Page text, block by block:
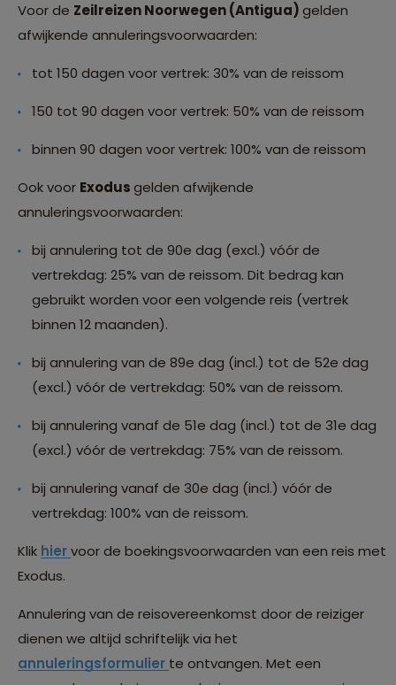
Voor de Zeilreizen Noorwegen (Antigua)gelden
afwijkende annuleringsvoorwaarden:
tot 150 dagen voor vertrek: 30% van de reissom
150 tot 90 dagen voor vertrek: 50% van de reissom
binnen 90 dagen voor vertrek: 100% van de reissom
Ook voor Exodusgelden afwijkende
annuleringsvoorwaarden:
bij annulering tot de 90e dag (excl.) vóór de
vertrekdag: 25% van de reissom. Dit bedrag kan
gebruikt worden voor een volgende reis (vertrek
binnen 12 maanden).
bij annulering van de 89e dag (incl.) tot de 52e dag
(excl.) vóór de vertrekdag: 50% van de reissom.
bij annulering vanaf de 51e dag (incl.) tot de 31e dag
(excl.) vóór de vertrekdag: 75% van de reissom.
bij annulering vanaf de 30e dag (incl.) vóór de
vertrekdag: 100% van de reissom.
Klik hiervoor de boekingsvoorwaarden van een reis met
Exodus.
Annulering van de reisovereenkomst door de reiziger
dienen we altijd schriftelijk via het
annuleringsformulier te ontvangen. Met een